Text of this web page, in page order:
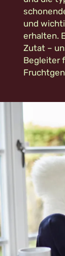
und
erhalten.
Zutat –
Begleiter